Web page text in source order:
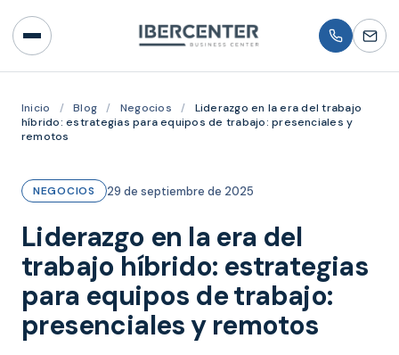
Inicio / Blog / Negocios /
Liderazgo en la era del trabajo
híbrido: estrategias para equipos de trabajo: presenciales y
remotos
NEGOCIOS 29 de septiembre de 2025
Liderazgo en la era del
trabajo híbrido: estrategias
para equipos de trabajo:
presenciales y remotos